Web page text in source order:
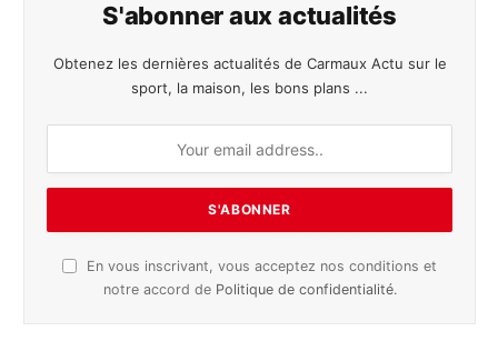
S'abonner aux actualités
Obtenez les dernières actualités de Carmaux Actu sur le
sport, la maison, les bons plans ...
En vous inscrivant, vous acceptez nos conditions et
notre accord de Politique de confidentialité.